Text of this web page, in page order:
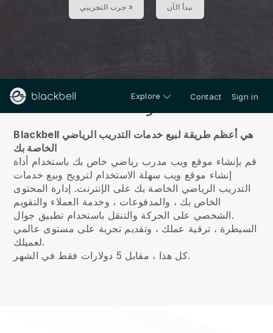
جرب التجريبي » نبدأ الآن
Explore Contact Sign in
Blackbell هي أعظم طريقة لبيع خدمات التدريب الرياضي
الخاصة بك
قم بإنشاء موقع ويب مدرب رياضي خاص بك باستخدام أداة
إنشاء موقع ويب سهلة الاستخدام لترويج وبيع خدمات
التدريب الرياضي الخاصة بك على الإنترنت. إدارة المحتوى
الخاص بك ، والمدفوعات ، وخدمة العملاء والتقويم
الشخصي على الحركة والتنقل باستخدام تطبيق جوال.
السيطرة ، ترقية عملك ، وتقديم تجربة على مستوى عالمي
لعميلك.
كل هذا ، مقابل 5 دولارات فقط في الشهر.